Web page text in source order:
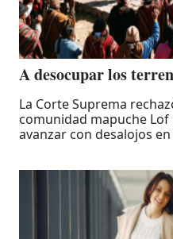
A desocupar los
La Corte Suprema
comunidad mapuche
avanzar con desalojos
decisión se tomó en dos